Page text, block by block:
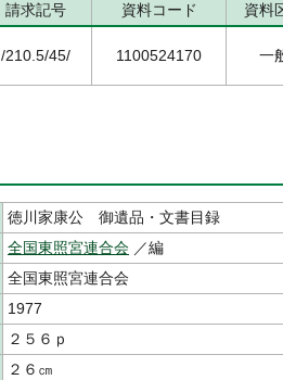
請求記号 資料コード 資料
/210.5/45/ 1100524170 一
徳川家康公 御遺品・文書目録
全国東照宮連合会 ／編
全国東照宮連合会
1977
２５６ｐ
２６㎝